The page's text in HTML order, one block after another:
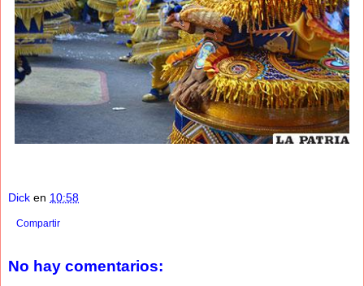
Dick en 10:58
Compartir
No hay comentarios: